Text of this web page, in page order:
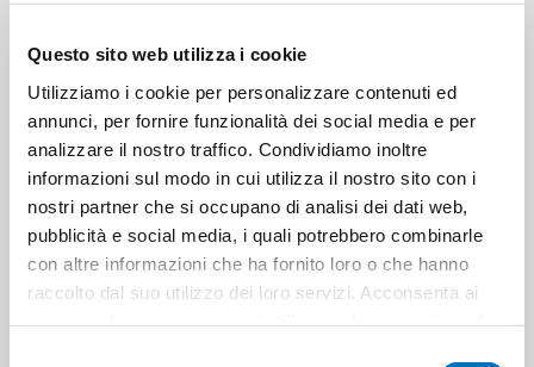
Questo sito web utilizza i cookie
Utilizziamo i cookie per personalizzare contenuti ed
annunci, per fornire funzionalità dei social media e per
analizzare il nostro traffico. Condividiamo inoltre
informazioni sul modo in cui utilizza il nostro sito con i
nostri partner che si occupano di analisi dei dati web,
pubblicità e social media, i quali potrebbero combinarle
con altre informazioni che ha fornito loro o che hanno
raccolto dal suo utilizzo dei loro servizi. Acconsenta ai
WINNI' S AMMORB CONC 50
MIS BUSTA 1250 ML FIORI
BIANCHI
WINNI' S AMMORB CONC 50
MIS BUSTA 1250 ML ORCHIDEA